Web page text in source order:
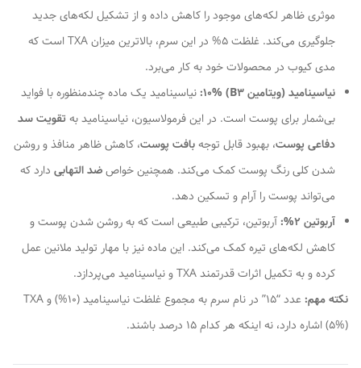
موثری ظاهر لکه‌های موجود را کاهش داده و از تشکیل لکه‌های جدید
جلوگیری می‌کند. غلظت 5% در این سرم، بالاترین میزان TXA است که
مدی کیوب در محصولات خود به کار می‌برد.
نیاسینامید (ویتامین B3) 10%:
نیاسینامید یک ماده چندمنظوره با فواید
بی‌شمار برای پوست است. در این فرمولاسیون، نیاسینامید به تقویت سد
دفاعی پوست، بهبود قابل توجهبافت پوست، کاهش ظاهر منافذ و روشن
شدن کلی رنگ پوست کمک می‌کند. همچنین خواصضد التهابی دارد که
می‌تواند پوست را آرام و تسکین دهد.
آربوتین 2%:
آربوتین، ترکیبی طبیعی است که به روشن شدن پوست و
کاهش لکه‌های تیره کمک می‌کند. این ماده نیز با مهار تولید ملانین عمل
کرده و به تکمیل اثرات قدرتمند TXA و نیاسینامید می‌پردازد.
نکته مهم:
عدد “15” در نام سرم به مجموع غلظت نیاسینامید (10%) و TXA
(5%) اشاره دارد، نه اینکه هر کدام 15 درصد باشند.